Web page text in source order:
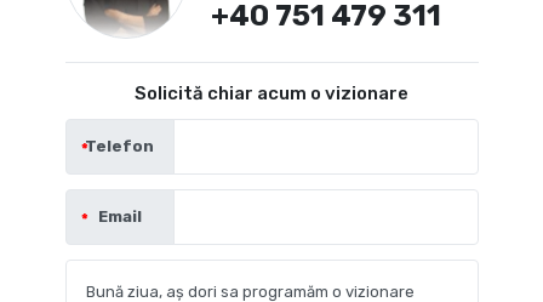
+40 751 479 311
Solicită chiar acum o vizionare
Telefon
Email